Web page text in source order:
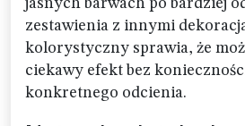
jasnych barwach po bardziej
zestawienia z innymi
kolorystyczny sprawia, że
ciekawy efekt bez
konkretnego odcienia.